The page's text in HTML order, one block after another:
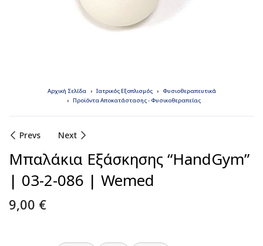
Αρχική Σελίδα Ιατρικός Εξοπλισμός
Φυσιοθεραπευτικά
Προϊόντα Αποκατάστασης - Φυσικοθεραπείας
Prevs Next
Μπαλάκια Εξάσκησης “HandGym”
| 03-2-086 | Wemed
9,00 €